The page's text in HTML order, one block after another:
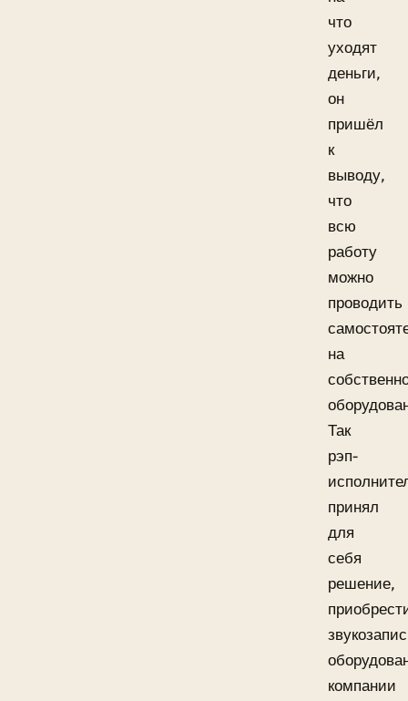
что
уходят
деньги,
он
пришёл
к
выводу,
что
всю
работу
можно
проводить
на
Так
рэп-
принял
для
себя
решение,
компании